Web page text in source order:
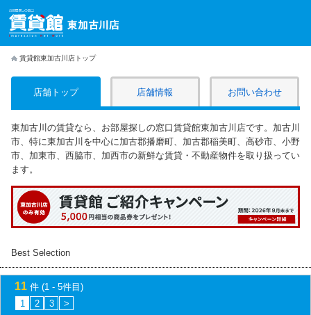
賃貸館東加古川店トップ
店舗トップ 店舗情報 お問い合わせ
東加古川の賃貸なら、お部屋探しの窓口賃貸館東加古川店です。加古川
市、特に東加古川を中心に加古郡播磨町、加古郡稲美町、高砂市、小野
市、加東市、西脇市、加西市の新鮮な賃貸・不動産物件を取り扱ってい
ます。
Best Selection
11 件 (1 - 5件目)
1
2 3 >